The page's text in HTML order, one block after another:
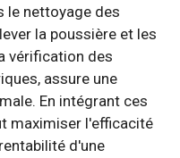
le nettoyage des
la poussière et les
vérification des
assure une
En intégrant ces
maximiser l'efficacité
d'une